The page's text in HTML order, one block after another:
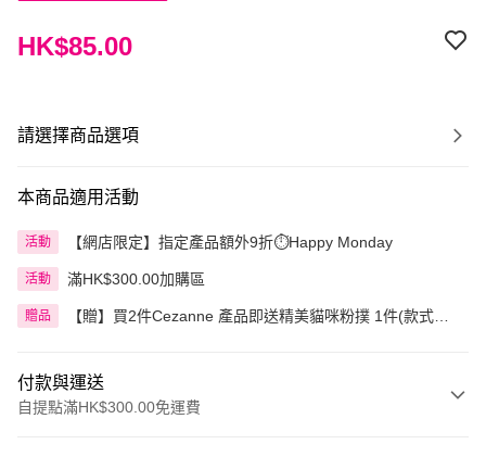
HK$85.00
請選擇商品選項
本商品適用活動
活動 【網店限定】指定產品額外9折⏱️Happy Monday
活動 滿HK$300.00加購區
贈品
【贈】買2件Cezanne 產品即送精美貓咪粉撲 1件(款式隨
付款與運送
自提點滿HK$300.00免運費